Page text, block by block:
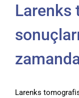
Larenks
Larenks